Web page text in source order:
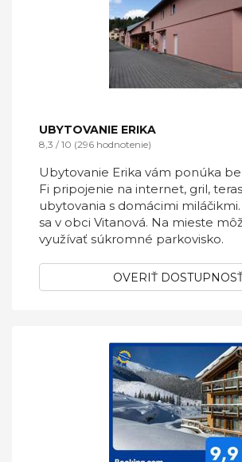
UBYTOVANIE ERIKA
8,3 / 10 (296 hodnotenie)
Ubytovanie Erika vám ponúka
Fi pripojenie na internet, gril,
ubytovania s domácimi
sa v obci Vitanová. Na mieste
využívať súkromné parkovisko.
OVERIŤ